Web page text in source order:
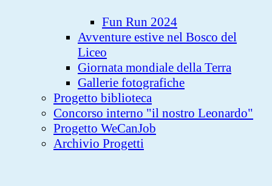
Fun Run 2024
Avventure estive nel Bosco del
Liceo
Giornata mondiale della Terra
Gallerie fotografiche
Progetto biblioteca
Concorso interno "il nostro Leonardo"
Progetto WeCanJob
Archivio Progetti